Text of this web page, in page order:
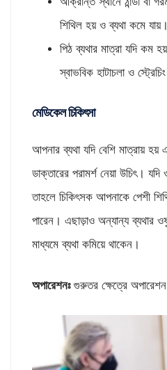
শিথিল হয় ও ব্যথা কমে যায়।
পিঠ ব্যথার মাত্রা যদি কম
স্বাভবিক হাটাচলা ও
মেডিকেল চিকিৎসা
আপনার ব্যথা যদি বেশি মাত্রায় হয়
ডাক্তারের পরামর্শ নেয়া উচিৎ।
তাহলে চিকিৎসক আপনাকে পেশী
পারেন। এছাড়াও অন্যান্য ব্যথার
মাধ্যমে ব্যথা কমিয়ে থাকেন।
অপারেশনঃগুরুতর ক্ষেত্রে অপারেশন